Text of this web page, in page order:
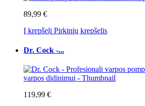
89,99 €
Į krepšelį Pirkinių krepšelis
Dr. Cock -...
119,99 €